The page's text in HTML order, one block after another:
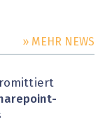
» MEHR NEWS